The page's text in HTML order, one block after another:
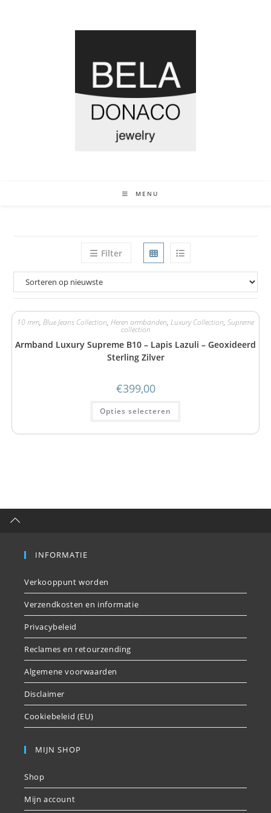
MENU
Filter
10 mm, Blue Jeans Collection, Heren armbanden, Luxury Collection, Supreme
collection
Armband Luxury Supreme B10 – Lapis Lazuli – Geoxideerd
Sterling Zilver
€399,00
Opties selecteren
INFORMATIE
Verkooppunt worden
Verzendkosten en informatie
Privacybeleid
Reclames en retourzending
Algemene voorwaarden
Disclaimer
Cookiebeleid (EU)
MIJN SHOP
Shop
Mijn account